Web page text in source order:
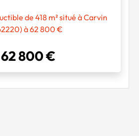
de 418 m² situé à Carvin
à 62 800 €
62 800 €